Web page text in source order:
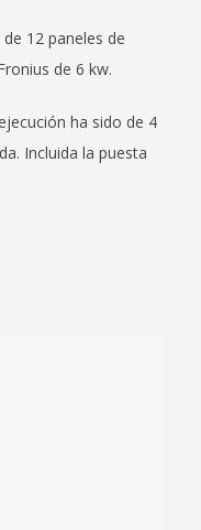
12 paneles de
de 6 kw.
ha sido de 4
Incluida la puesta